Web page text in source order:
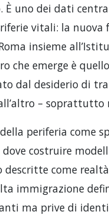
uno dei dati
vitali: la
insieme
che emerge è
dal desiderio di
– soprattutto
periferia come
costruire
descritte come
immigrazione
ma prive di